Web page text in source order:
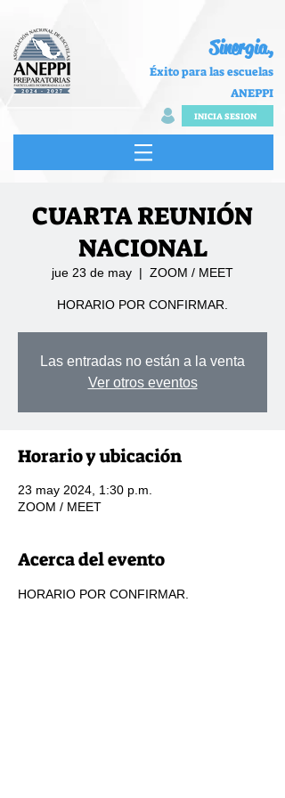
Sinergia,
Éxito para las escuelas
ANEPPI
INICIA SESION
CUARTA REUNIÓN
NACIONAL
jue 23 de may
  |
ZOOM / MEET
HORARIO POR CONFIRMAR.
Las entradas no están a la venta
Ver otros eventos
Horario y ubicación
23 may 2024, 1:30 p.m.
ZOOM / MEET
Acerca del evento
HORARIO POR CONFIRMAR.